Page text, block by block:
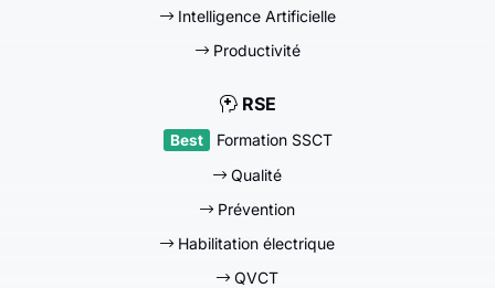
Intelligence Artificielle
Productivité
RSE
Formation SSCT
Qualité
Prévention
Habilitation électrique
QVCT